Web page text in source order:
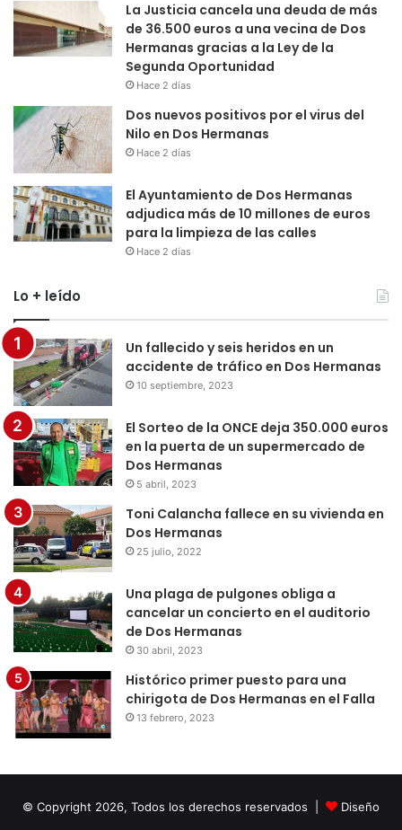
La Justicia cancela una deuda de más
de 36.500 euros a una vecina de Dos
Hermanas gracias a la Ley de la
Segunda Oportunidad
Hace 2 días
Dos nuevos positivos por el virus del
Nilo en Dos Hermanas
Hace 2 días
El Ayuntamiento de Dos Hermanas
adjudica más de 10 millones de euros
para la limpieza de las calles
Hace 2 días
Lo + leído
Un fallecido y seis heridos en un
accidente de tráfico en Dos Hermanas
10 septiembre, 2023
El Sorteo de la ONCE deja 350.000 euros
en la puerta de un supermercado de
Dos Hermanas
5 abril, 2023
Toni Calancha fallece en su vivienda en
Dos Hermanas
25 julio, 2022
Una plaga de pulgones obliga a
cancelar un concierto en el auditorio
de Dos Hermanas
30 abril, 2023
Histórico primer puesto para una
chirigota de Dos Hermanas en el Falla
13 febrero, 2023
© Copyright 2026, Todos los derechos reservados |
Diseño